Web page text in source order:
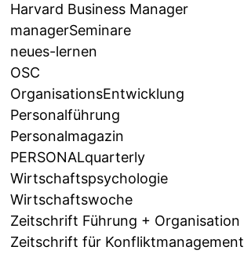
Harvard Business Manager
managerSeminare
neues-lernen
OSC
OrganisationsEntwicklung
Personalführung
Personalmagazin
PERSONALquarterly
Wirtschaftspsychologie
Wirtschaftswoche
Zeitschrift Führung + Organisation
Zeitschrift für Konfliktmanagement